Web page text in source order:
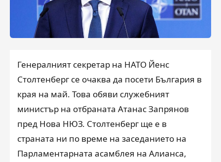
Генералният секретар на НАТО Йенс
Столтенберг се очаква да посети България в
края на май. Това обяви служебният
министър на отбраната Атанас Запрянов
пред Нова НЮЗ. Столтенберг ще е в
страната ни по време на заседанието на
Парламентарната асамблея на Алианса,